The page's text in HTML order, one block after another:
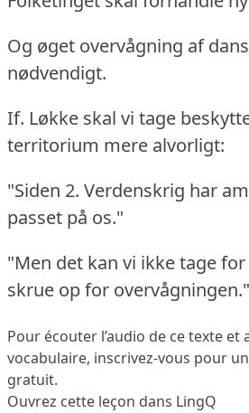
Og øget overvågning af
nødvendigt.
If. Løkke skal vi tage
territorium mere alvorligt:
"Siden 2. Verdenskrig har
passet på os."
"Men det kan vi ikke tage
skrue op for overvågningen."
Pour écouter l’audio de ce texte et
vocabulaire, inscrivez-vous pour
gratuit.
Ouvrez cette leçon dans LingQ